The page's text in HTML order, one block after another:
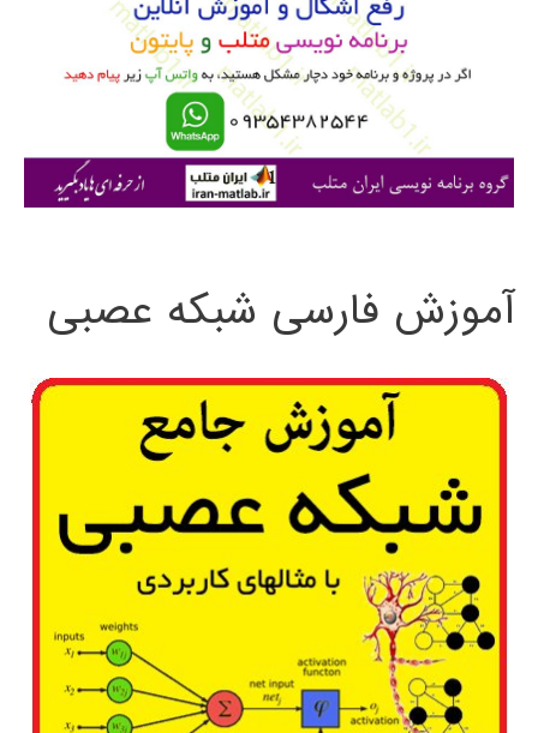
ی
آموزش فارسی شبکه عصبی